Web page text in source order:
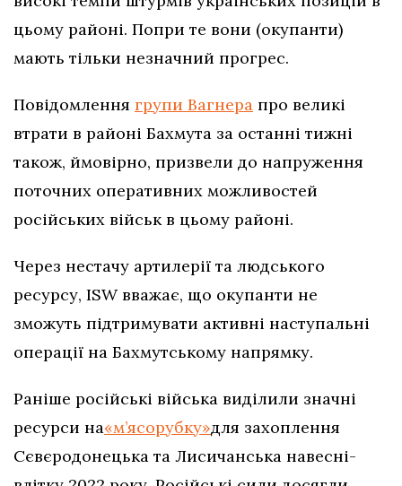
цьому районі. Попри те вони (окупанти)
мають тільки незначний прогрес.
Повідомлення групи Вагнера про великі
втрати в районі Бахмута за останні тижні
також, ймовірно, призвели до напруження
поточних оперативних можливостей
російських військ в цьому районі.
Через нестачу артилерії та людського
ресурсу, ISW вважає, що окупанти не
зможуть підтримувати активні наступальні
операції на Бахмутському напрямку.
Раніше російські війська виділили значні
ресурси на«м’ясорубку»для захоплення
Сєвєродонецька та Лисичанська навесні-